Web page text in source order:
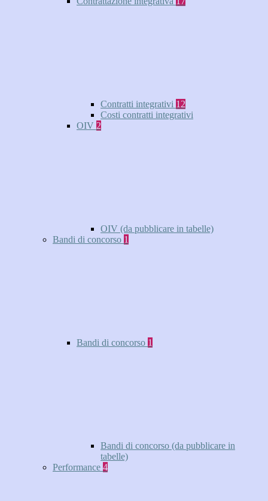
Contratti integrativi 12
Costi contratti integrativi
OIV 2
OIV (da pubblicare in tabelle)
Bandi di concorso 1
Bandi di concorso 1
Bandi di concorso (da pubblicare in
tabelle)
Performance 4